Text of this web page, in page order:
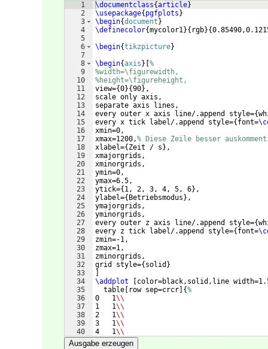
1
2
3
4
5
6
7
8
9
10
11
12
13
14
15
16
17
18
19
20
21
22
23
24
25
26
27
28
29
30
31
32
33
34
35
36
37
38
39
40
41
\documentclass{article}
\usepackage{ pgfplots }
\begin{document }
\definecolor{mycolor1}{ rgb}{
\begin{tikzpicture}
\begin{axis } %
%width=\figurewidth,
%height=\figureheight,
view={0}{90} ,
scale only axis,
separate axis lines,
every outer x axis line/.append style={
every x tick label/.append style={ font=
xmin=0,
xmax=1200,% Diese Zeile besser
xlabel={ Zeit / s } ,
xmajorgrids,
xminorgrids,
ymin=0,
ymax=6.5,
ytick={ 1, 2, 3, 4, 5, 6} ,
ylabel={ Betriebsmodus } ,
ymajorgrids,
yminorgrids,
every outer z axis line/.append style={
every z tick label/.append style={ font=
zmin=-1,
zmax=1,
zminorgrids,
grid style={ solid }
\addplot
color=black,solid,line
  table
row sep=crcr {%
0   1\\
1   1\\
2   1\\
3   1\\
4   1\\
5   1\\
Ausgabe erzeugen